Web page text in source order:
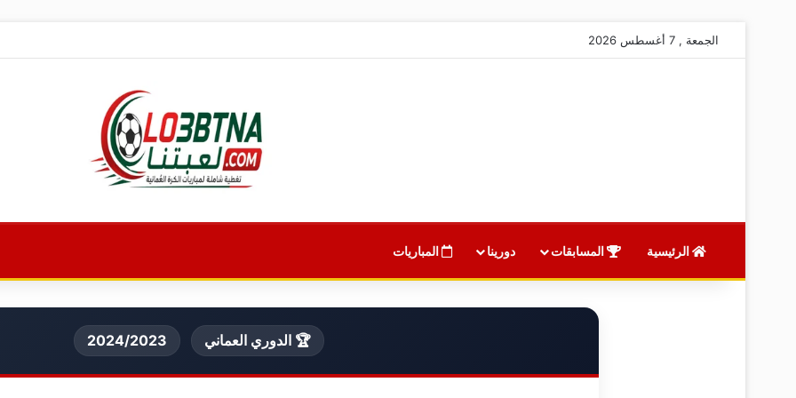
الجمعة , 7 أغسطس 2026
الرئيسية المسابقات دورينا المباريات
🏆 الدوري العماني 2024/2023